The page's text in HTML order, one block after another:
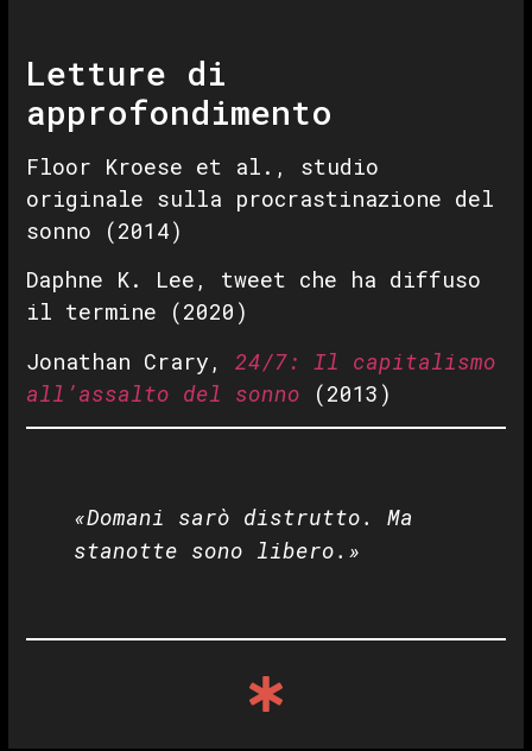
Letture di
approfondimento
Floor Kroese et al., studio
originale sulla procrastinazione del
sonno (2014)
Daphne K. Lee, tweet che ha diffuso
il termine (2020)
Jonathan Crary, 24/7: Il capitalismo
all’assalto del sonno (2013)
«Domani sarò distrutto. Ma
stanotte sono libero.»